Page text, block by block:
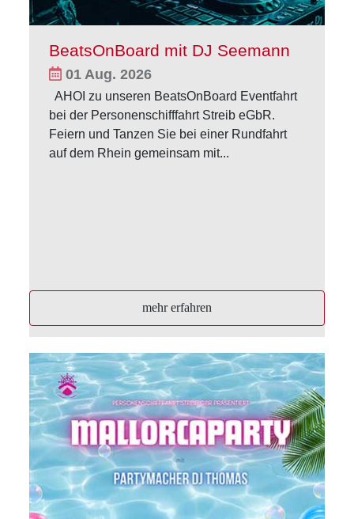
BeatsOnBoard mit DJ Seemann
01 Aug. 2026
AHOI zu unseren BeatsOnBoard Eventfahrt
bei der Personenschifffahrt Streib eGbR.
Feiern und Tanzen Sie bei einer Rundfahrt
auf dem Rhein gemeinsam mit...
mehr erfahren